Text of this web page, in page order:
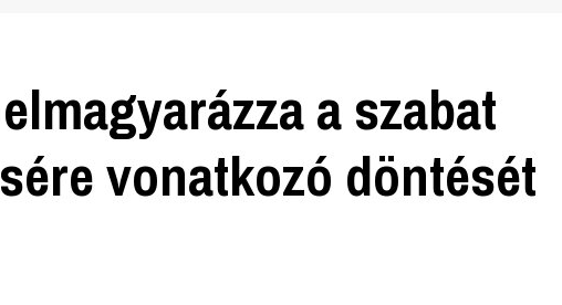
a szabat
vonatkozó döntését